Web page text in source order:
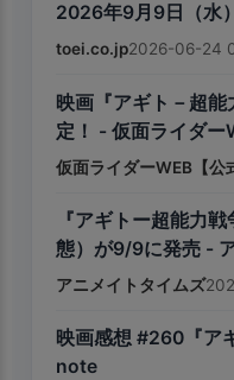
2026年9月9日（水
toei.co.jp2026-06-24
映画『アギト－超
定！ - 仮面ライダー
仮面ライダーWEB【公
『アギトー超能力
態）が9/9に発売 -
アニメイトタイムズ
映画感想 #260『ア
note